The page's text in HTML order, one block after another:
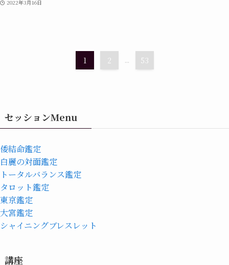
2022年3月16日
1 2 ... 53
セッションMenu
倭結命鑑定
白麗の対面鑑定
トータルバランス鑑定
タロット鑑定
東京鑑定
大宮鑑定
シャイニングブレスレット
講座